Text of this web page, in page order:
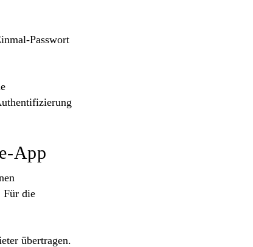
Passwort
App
Für die
übertragen.